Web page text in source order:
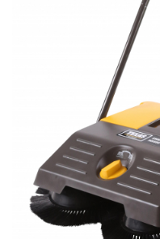
Baghete si Electrozi sudura
Pistolete sudura MIG/MAG
Pistolete sudura TIG/WIG
Pistolete taiere cu plasma
Accesorii MMA
Accesorii MIG/MAG
Accesorii TIG/WIG
Accesorii sudura in puncte